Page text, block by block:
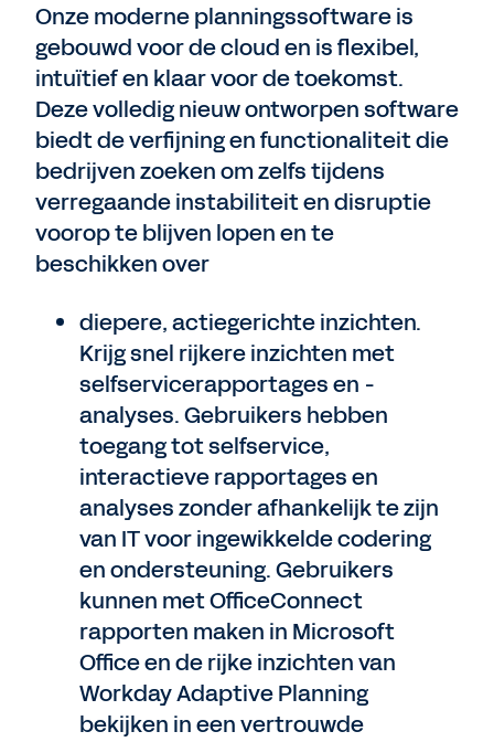
Onze moderne planningssoftware is
gebouwd voor de cloud en is flexibel,
intuïtief en klaar voor de toekomst.
Deze volledig nieuw ontworpen software
biedt de verfijning en functionaliteit die
bedrijven zoeken om zelfs tijdens
verregaande instabiliteit en disruptie
voorop te blijven lopen en te
beschikken over
diepere, actiegerichte inzichten.
Krijg snel rijkere inzichten met
selfservicerapportages en -
analyses. Gebruikers hebben
toegang tot selfservice,
interactieve rapportages en
analyses zonder afhankelijk te zijn
van IT voor ingewikkelde codering
en ondersteuning. Gebruikers
kunnen met OfficeConnect
rapporten maken in Microsoft
Office en de rijke inzichten van
Workday Adaptive Planning
bekijken in een vertrouwde